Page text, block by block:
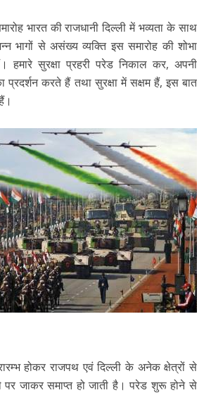
भारत की राजधानी दिल्ली में भव्यता के साथ
भागों से असंख्य व्यक्ति इस समारोह की शोभा
सुरक्षा प्रहरी परेड निकाल कर, अपनी
प्रदर्शन करते हैं तथा सुरक्षा में सक्षम हैं, इस बात
होकर राजपथ एवं दिल्ली के अनेक क्षेत्रों से
जाकर समाप्त हो जाती है। परेड शुरू होने से